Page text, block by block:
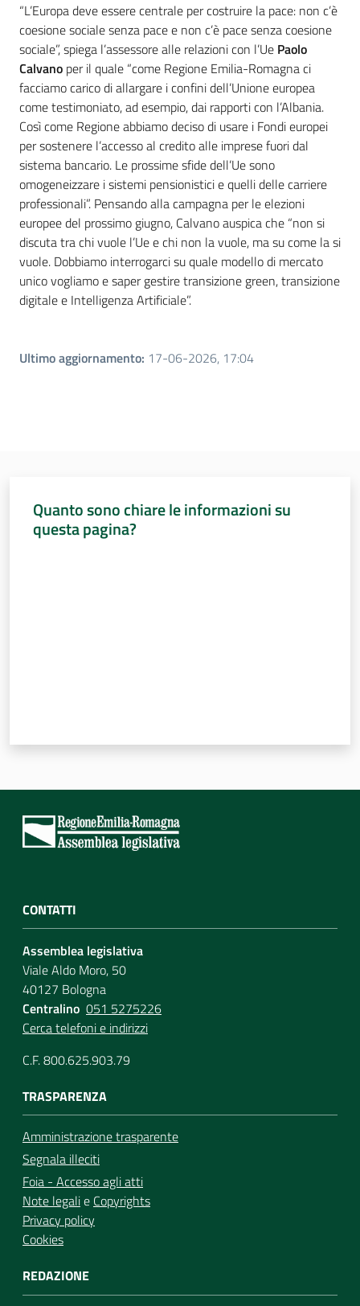
“L’Europa deve essere centrale per costruire la pace: non c’è
coesione sociale senza pace e non c’è pace senza coesione
sociale”, spiega l’assessore alle relazioni con l’Ue Paolo
Calvano per il quale “come Regione Emilia-Romagna ci
facciamo carico di allargare i confini dell’Unione europea
come testimoniato, ad esempio, dai rapporti con l’Albania.
Così come Regione abbiamo deciso di usare i Fondi europei
per sostenere l’accesso al credito alle imprese fuori dal
sistema bancario. Le prossime sfide dell’Ue sono
omogeneizzare i sistemi pensionistici e quelli delle carriere
professionali”. Pensando alla campagna per le elezioni
europee del prossimo giugno, Calvano auspica che “non si
discuta tra chi vuole l’Ue e chi non la vuole, ma su come la si
vuole. Dobbiamo interrogarci su quale modello di mercato
unico vogliamo e saper gestire transizione green, transizione
digitale e Intelligenza Artificiale”.
Ultimo aggiornamento: 17-06-2026, 17:04
Quanto sono chiare le informazioni su
questa pagina?
CONTATTI
Assemblea legislativa
Viale Aldo Moro, 50
40127 Bologna
Centralino 051 5275226
Cerca telefoni e indirizzi
C.F. 800.625.903.79
TRASPARENZA
Amministrazione trasparente
Segnala illeciti
Foia - Accesso agli atti
Note legalie Copyrights
Privacy policy
Cookies
REDAZIONE